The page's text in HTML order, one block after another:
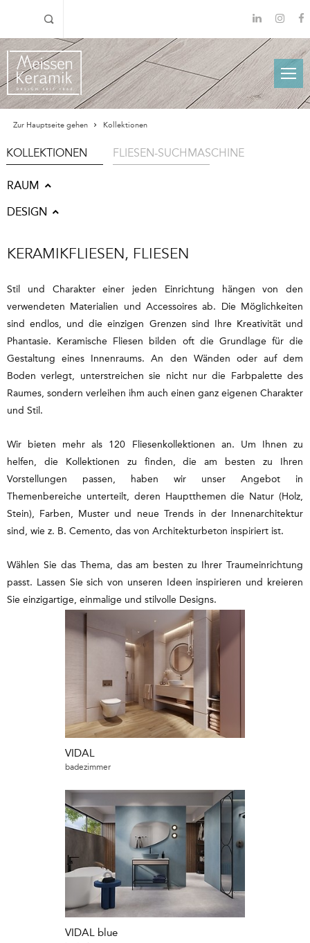
Zur Hauptseite gehen Kollektionen
KOLLEKTIONEN FLIESEN-SUCHMASCHINE
RAUM
DESIGN
KERAMIKFLIESEN, FLIESEN
Stil und Charakter einer jeden Einrichtung hängen von den
verwendeten Materialien und Accessoires ab. Die Möglichkeiten
sind endlos, und die einzigen Grenzen sind Ihre Kreativität und
Phantasie. Keramische Fliesen bilden oft die Grundlage für die
Gestaltung eines Innenraums. An den Wänden oder auf dem
Boden verlegt, unterstreichen sie nicht nur die Farbpalette des
Raumes, sondern verleihen ihm auch einen ganz eigenen Charakter
und Stil.
Wir bieten mehr als 120 Fliesenkollektionen an. Um Ihnen zu
helfen, die Kollektionen zu finden, die am besten zu Ihren
Vorstellungen passen, haben wir unser Angebot in
Themenbereiche unterteilt, deren Hauptthemen die Natur (Holz,
Stein), Farben, Muster und neue Trends in der Innenarchitektur
sind, wie z. B. Cemento, das von Architekturbeton inspiriert ist.
Wählen Sie das Thema, das am besten zu Ihrer Traumeinrichtung
passt. Lassen Sie sich von unseren Ideen inspirieren und kreieren
Sie einzigartige, einmalige und stilvolle Designs.
VIDAL
badezimmer
VIDAL blue